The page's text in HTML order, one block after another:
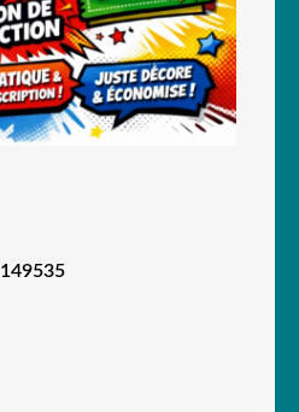
149535